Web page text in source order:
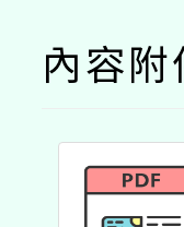
內容附